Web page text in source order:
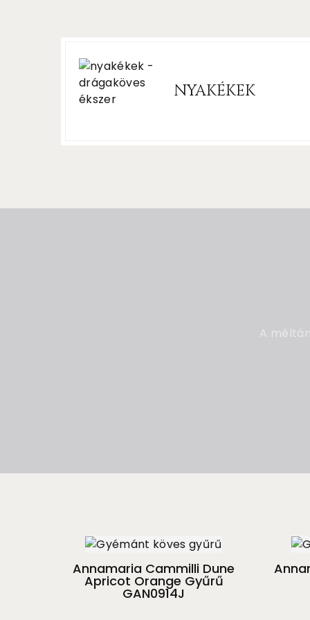
NYAKÉKEK
A
Annamaria Cammilli Dune
Apricot Orange Gyűrű
GAN0914J